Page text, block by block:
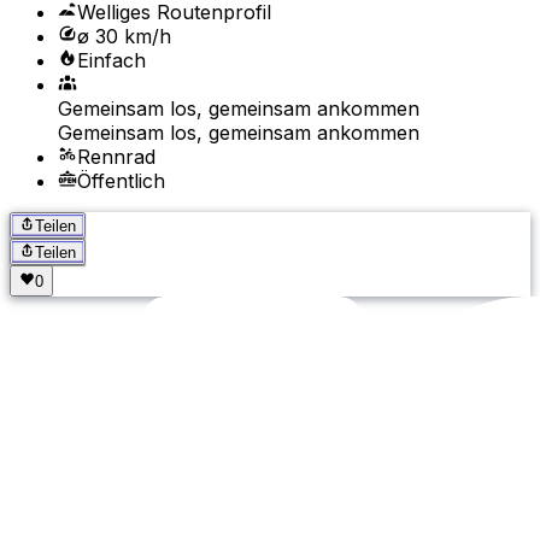
Welliges Routenprofil
ø 30 km/h
Einfach
Gemeinsam los, gemeinsam ankommen
Gemeinsam los, gemeinsam ankommen
Rennrad
Öffentlich
Teilen
Teilen